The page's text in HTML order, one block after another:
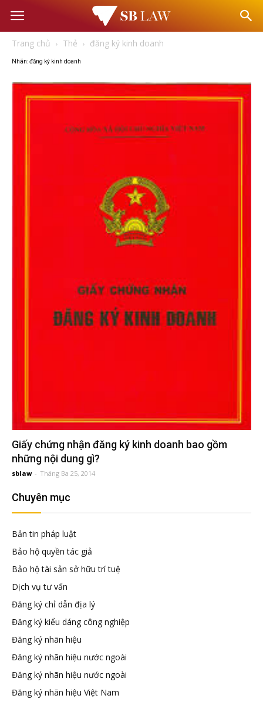
Văn
Luật
hữu
Trang chủ Thẻ đăng ký kinh doanh
Nhãn: đăng ký kinh doanh
Giấy chứng nhận đăng ký kinh doanh bao gồm
những nội dung gì?
sblaw - Tháng Ba 25, 2014
Chuyên mục
Bản tin pháp luật
Bảo hộ quyền tác giả
Bảo hộ tài sản sở hữu trí tuệ
Dịch vụ tư vấn
Đăng ký chỉ dẫn địa lý
Đăng ký kiểu dáng công nghiệp
Đăng ký nhãn hiệu
Đăng ký nhãn hiệu nước ngoài
Đăng ký nhãn hiệu nước ngoài
Đăng ký nhãn hiệu Việt Nam